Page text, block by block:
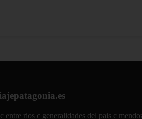
c entre rios c generalidades del pais c